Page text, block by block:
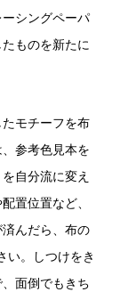
シングペーパ
ものを新たに
モチーフを布
参考色見本を
自分流に変え
置位置など、
んだら、布の
い。しつけをき
面倒でもきち